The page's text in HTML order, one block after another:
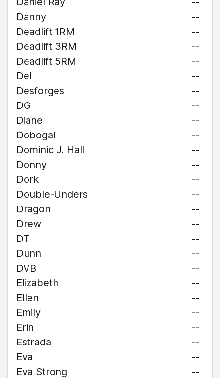
Danny
--
Deadlift 1RM
--
Deadlift 3RM
--
Deadlift 5RM
--
Del
--
Desforges
--
DG
--
Diane
--
Dobogai
--
Dominic J. Hall
--
Donny
--
Dork
--
Double-Unders
--
Dragon
--
Drew
--
DT
--
Dunn
--
DVB
--
Elizabeth
--
Ellen
--
Emily
--
Erin
--
Estrada
--
Eva
--
Eva Strong
--